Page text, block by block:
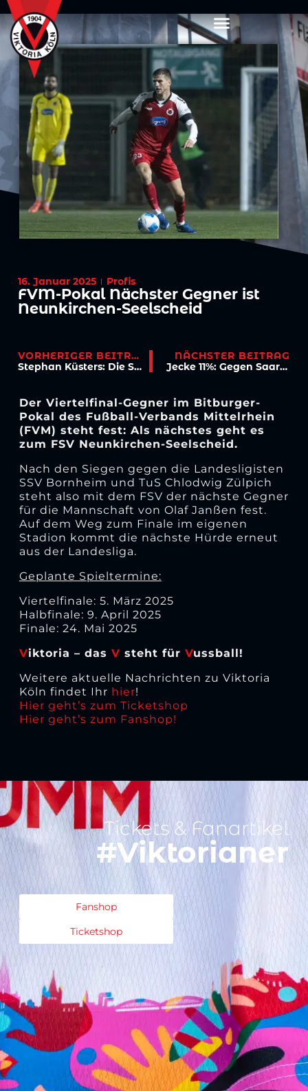
16. Januar 2025 Profis
FVM-Pokal Nächster Gegner ist
Neunkirchen-Seelscheid
VORHERIGER BEITRAG
Stephan Küsters: Die Spieler haben ein „gesundes Selbstvertrauen“
NÄCHSTER BEITRAG
Jecke 11%: Gegen Saarbrücken steigt die Karnevalsparty mit dicken Rabatten!
Der Viertelfinal-Gegner im Bitburger-
Pokal des Fußball-Verbands Mittelrhein
(FVM) steht fest: Als nächstes geht es
zum FSV Neunkirchen-Seelscheid.
Nach den Siegen gegen die Landesligisten
SSV Bornheim und TuS Chlodwig Zülpich
steht also mit dem FSV der nächste Gegner
für die Mannschaft von Olaf Janßen fest.
Auf dem Weg zum Finale im eigenen
Stadion kommt die nächste Hürde erneut
aus der Landesliga.
Geplante Spieltermine:
Viertelfinale: 5. März 2025
Halbfinale: 9. April 2025
Finale: 24. Mai 2025
Viktoria – das V steht für Vussball!
Weitere aktuelle Nachrichten zu Viktoria
Köln findet Ihr hier!
Hier geht’s zum Ticketshop
Hier geht’s zum Fanshop!
Tickets & Fanartikel
#Viktorianer
Fanshop
Ticketshop